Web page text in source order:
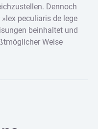
Dennoch
peculiaris de lege
beinhaltet und
Weise